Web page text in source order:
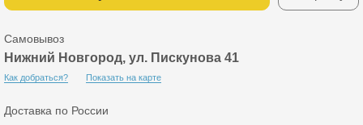
Самовывоз
Нижний Новгород, ул. Пискунова 41
Как добраться? Показать на карте
Доставка по России